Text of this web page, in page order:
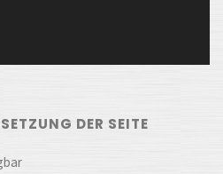
DER SEITE